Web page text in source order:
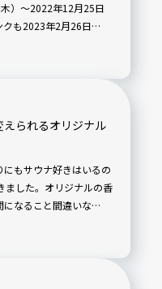
）～2022年12月25日
クも2023年2月26日
えられるオリジナル
もサウナ好きはいるの
した。オリジナルの香
になること間違いな